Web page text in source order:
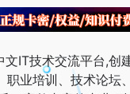
文IT技术交流平台,创
职业培训、技术论坛